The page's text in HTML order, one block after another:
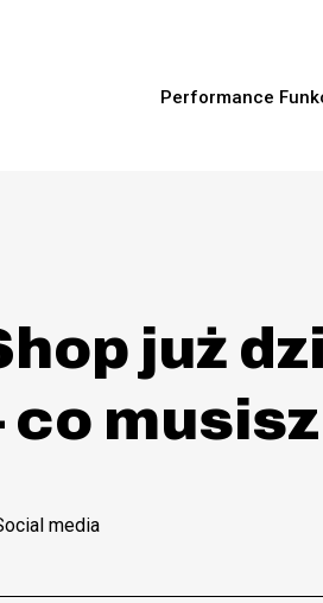
Performance
już
co
media